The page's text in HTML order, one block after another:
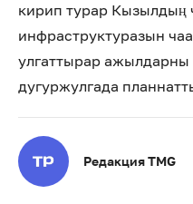
кирип турар Кызылдың
инфраструктуразын
улгаттырар
дугуржулгада
Редакция TMG